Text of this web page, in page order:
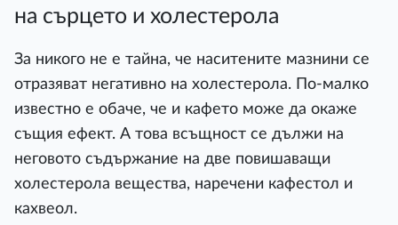
на сърцето и холестерола
За никого не е тайна, че наситените мазнини се
отразяват негативно на холестерола. По-малко
известно е обаче, че и кафето може да окаже
същия ефект. А това всъщност се дължи на
неговото съдържание на две повишаващи
холестерола вещества, наречени кафестол и
кахвеол.